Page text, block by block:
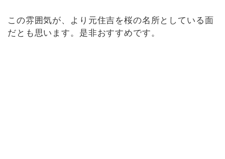
この雰囲気が、より元住吉を桜の名所としている面
だとも思います。是非おすすめです。